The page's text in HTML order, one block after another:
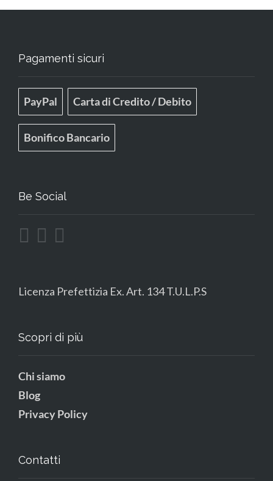
Pagamenti sicuri
PayPal Carta di Credito / Debito
Bonifico Bancario
Be Social
Licenza Prefettizia Ex. Art. 134 T.U.L.P.S
Scopri di più
Chi siamo
Blog
Privacy Policy
Contatti